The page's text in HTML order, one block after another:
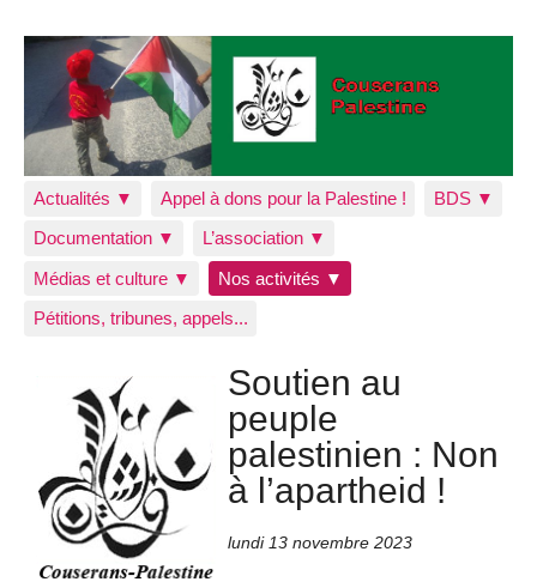
Actualités ▼ Appel à dons pour la Palestine !
BDS ▼
Documentation ▼
L’association ▼
Médias et culture ▼
Nos activités ▼
Pétitions, tribunes, appels...
Soutien au
peuple
palestinien : Non
à l’apartheid !
lundi 13 novembre 2023